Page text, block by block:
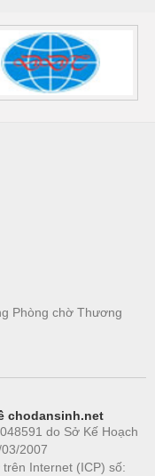
Phòng chờ Thương
chodansinh.net
do Sở Kế Hoạch
2007
Internet (ICP) số: